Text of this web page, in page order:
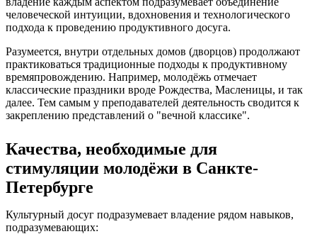
человеческой интуиции, вдохновения и технологического
подхода к проведению продуктивного досуга.
Разумеется, внутри отдельных домов (дворцов) продолжают
практиковаться традиционные подходы к продуктивному
времяпровождению. Например, молодёжь отмечает
классические праздники вроде Рождества, Масленицы, и так
далее. Тем самым у преподавателей деятельность сводится к
закреплению представлений о "вечной классике".
Качества, необходимые для
стимуляции молодёжи в Санкте-
Петербурге
Культурный досуг подразумевает владение рядом навыков,
подразумевающих: